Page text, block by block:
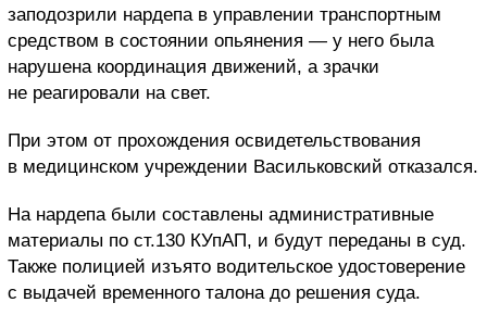
заподозрили нардепа в управлении транспортным
средством в состоянии опьянения — у него была
нарушена координация движений, а зрачки
не реагировали на свет.
При этом от прохождения освидетельствования
в медицинском учреждении Васильковский отказался.
На нардепа были составлены административные
материалы по ст.130 КУпАП, и будут переданы в суд.
Также полицией изъято водительское удостоверение
с выдачей временного талона до решения суда.